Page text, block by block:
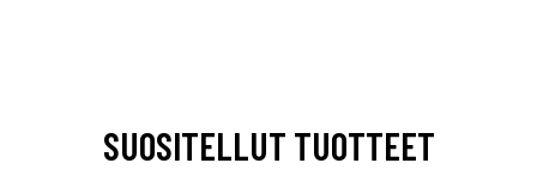
SUOSITELLUT TUOTTEET